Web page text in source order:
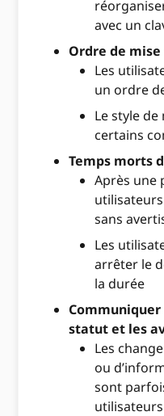
avec un
Ordre de
Les
un ordre
Le style
certains
Temps morts
Après une
sans
Les
arrêter le
la durée
statut et les
Les
ou
sont
utilisateurs